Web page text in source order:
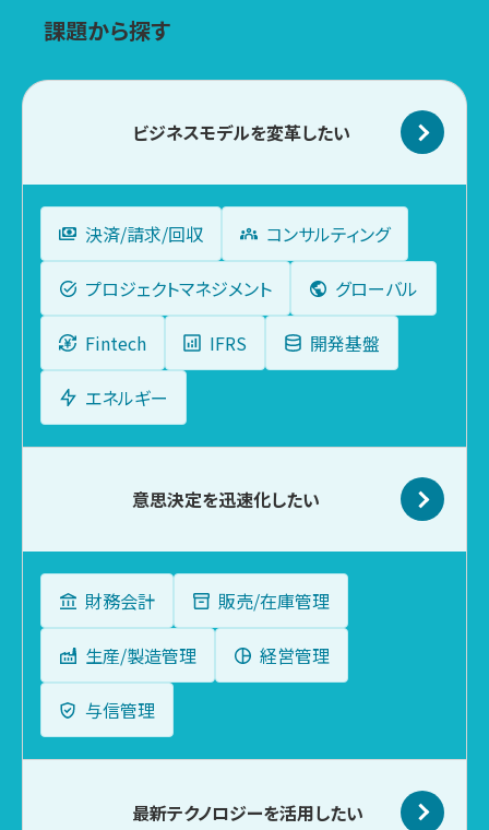
課題から探す
ビジネスモデルを変革したい
決済/請求/回収 コンサルティング
プロジェクトマネジメント グローバル
Fintech IFRS 開発基盤
エネルギー
意思決定を迅速化したい
財務会計 販売/在庫管理
生産/製造管理 経営管理
与信管理
最新テクノロジーを活用したい